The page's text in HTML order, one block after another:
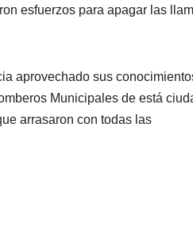
esfuerzos para apagar las
aprovechado sus
Municipales de está
arrasaron con todas las